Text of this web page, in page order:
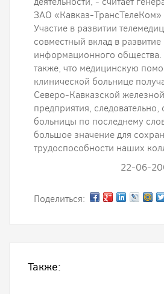
ЗАО «Кавказ-ТрансТелеКом»
Участие в развитии
совместный вклад в развитие
информационного
также, что медицинскую
клинической больнице
Северо-Кавказской
предприятия,
больницы по последнему
большое значение для
трудоспособности наших
22-06-
Поделиться:
Также: